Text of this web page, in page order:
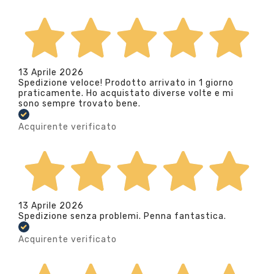
13 Aprile 2026
Spedizione veloce! Prodotto arrivato in 1 giorno
praticamente. Ho acquistato diverse volte e mi
sono sempre trovato bene.
Acquirente verificato
13 Aprile 2026
Spedizione senza problemi. Penna fantastica.
Acquirente verificato